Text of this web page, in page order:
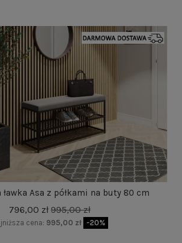
Asa z półkami na buty 80 cm
796,00 zł 995,00 zł
cena: 995,00 zł -20%